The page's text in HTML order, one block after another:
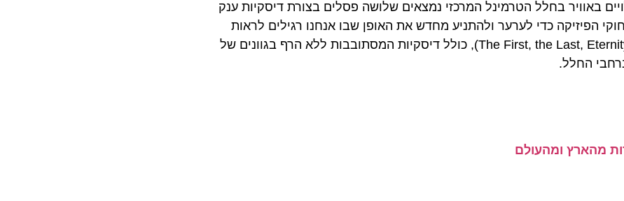
בחלל הטרמינל המרכזי נמצאים שלושה פסלים בצורת דיסקיות ענק
הפיזיקה כדי לערער ולהתניע מחדש את האופן שבו אנחנו רגילים לראות
דברים. המיצב שלו, שזכה לשם "הראשון, האחרון, הנצח" (The First, the Last, Eternity), כולל דיסקיות המסתובבות ללא הרף בגוונים של
החלל.